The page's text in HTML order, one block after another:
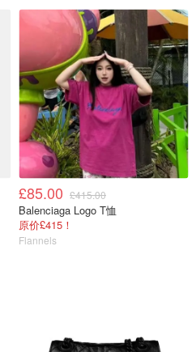
£85.00 £415.00
Balenciaga Logo T恤
原价£415！
Flannels